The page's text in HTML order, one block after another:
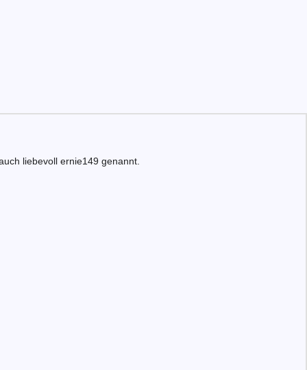
liebevoll ernie149 genannt.